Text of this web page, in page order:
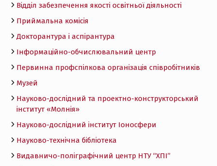
Відділ забезпечення якості освітньої діяльності
Приймальна комісія
Докторантура і аспірантура
Інформаційно-обчислювальний центр
Первинна профспілкова організація співробітників
Музей
Науково-дослідний та проектно-конструкторський
інститут «Молнія»
Науково-дослідний інститут Іоносфери
Науково-технічна бібліотека
Видавничо-поліграфічний центр НТУ “ХПІ”